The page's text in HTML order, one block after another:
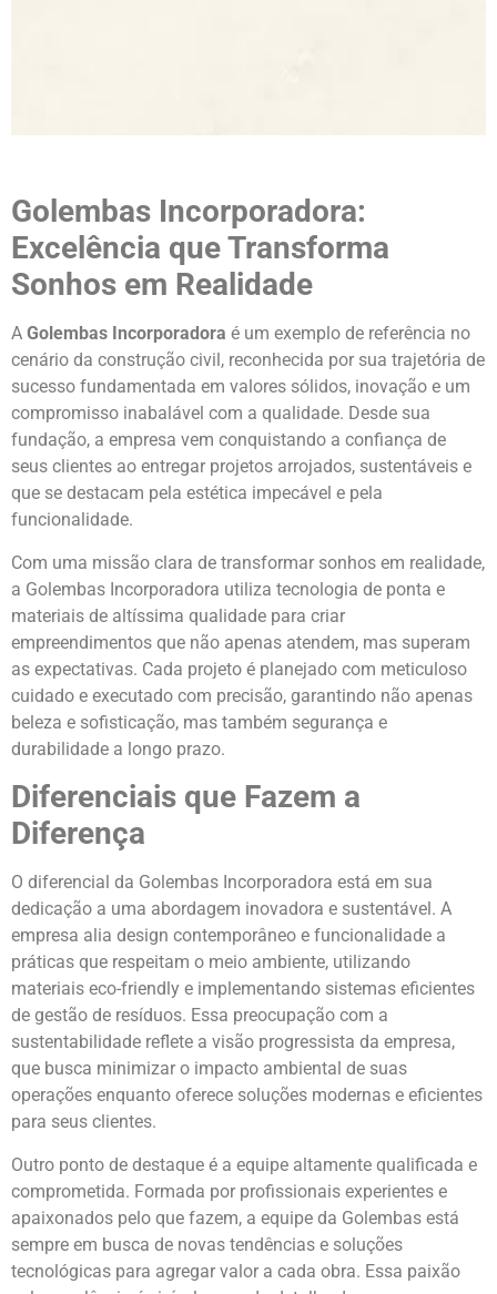
Golembas Incorporadora:
Excelência que Transforma
Sonhos em Realidade
A Golembas Incorporadora é um exemplo de referência no
cenário da construção civil, reconhecida por sua trajetória de
sucesso fundamentada em valores sólidos, inovação e um
compromisso inabalável com a qualidade. Desde sua
fundação, a empresa vem conquistando a confiança de
seus clientes ao entregar projetos arrojados, sustentáveis e
que se destacam pela estética impecável e pela
funcionalidade.
Com uma missão clara de transformar sonhos em realidade,
a Golembas Incorporadora utiliza tecnologia de ponta e
materiais de altíssima qualidade para criar
empreendimentos que não apenas atendem, mas superam
as expectativas. Cada projeto é planejado com meticuloso
cuidado e executado com precisão, garantindo não apenas
beleza e sofisticação, mas também segurança e
durabilidade a longo prazo.
Diferenciais que Fazem a
Diferença
O diferencial da Golembas Incorporadora está em sua
dedicação a uma abordagem inovadora e sustentável. A
empresa alia design contemporâneo e funcionalidade a
práticas que respeitam o meio ambiente, utilizando
materiais eco-friendly e implementando sistemas eficientes
de gestão de resíduos. Essa preocupação com a
sustentabilidade reflete a visão progressista da empresa,
que busca minimizar o impacto ambiental de suas
operações enquanto oferece soluções modernas e eficientes
para seus clientes.
Outro ponto de destaque é a equipe altamente qualificada e
comprometida. Formada por profissionais experientes e
apaixonados pelo que fazem, a equipe da Golembas está
sempre em busca de novas tendências e soluções
tecnológicas para agregar valor a cada obra. Essa paixão